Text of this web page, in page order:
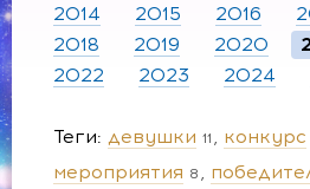
2014
2015 2016
2018
2019 2020
2022
2023 2024
Теги девушки 11 конкурс
мероприятия 8